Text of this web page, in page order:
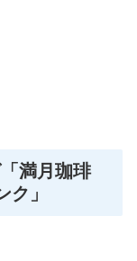
「満月珈琲
」